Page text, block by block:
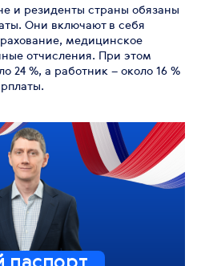
и резиденты страны обязаны
Они включают в себя
медицинское
отчисления. При этом
24 %, а работник – около 16 %